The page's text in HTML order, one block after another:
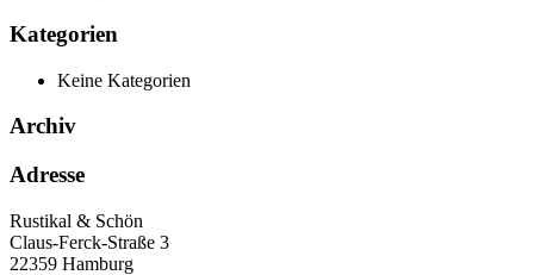
Kategorien
Keine Kategorien
Archiv
Adresse
Rustikal & Schön
Claus-Ferck-Straße 3
22359 Hamburg